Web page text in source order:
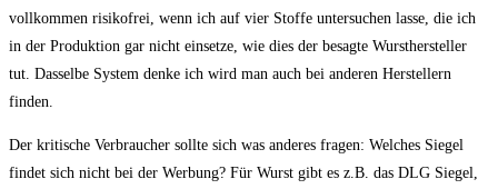
vollkommen risikofrei, wenn ich auf vier Stoffe untersuchen lasse, die ich
in der Produktion gar nicht einsetze, wie dies der besagte Wursthersteller
tut. Dasselbe System denke ich wird man auch bei anderen Herstellern
finden.
Der kritische Verbraucher sollte sich was anderes fragen: Welches Siegel
findet sich nicht bei der Werbung? Für Wurst gibt es z.B. das DLG Siegel,